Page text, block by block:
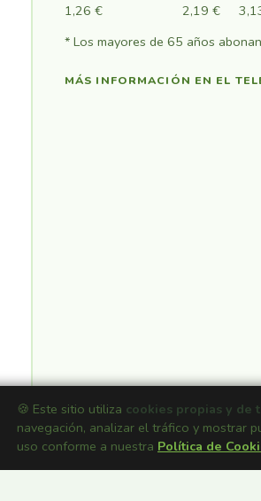
1,26 €
2,19 €
* Los mayores de 65 años
MÁS INFORMACIÓN EN EL
🍪 Este sitio utiliza cookies propias y de
navegación, analizar el tráfico y mostrar
uso conforme a nuestra Política de